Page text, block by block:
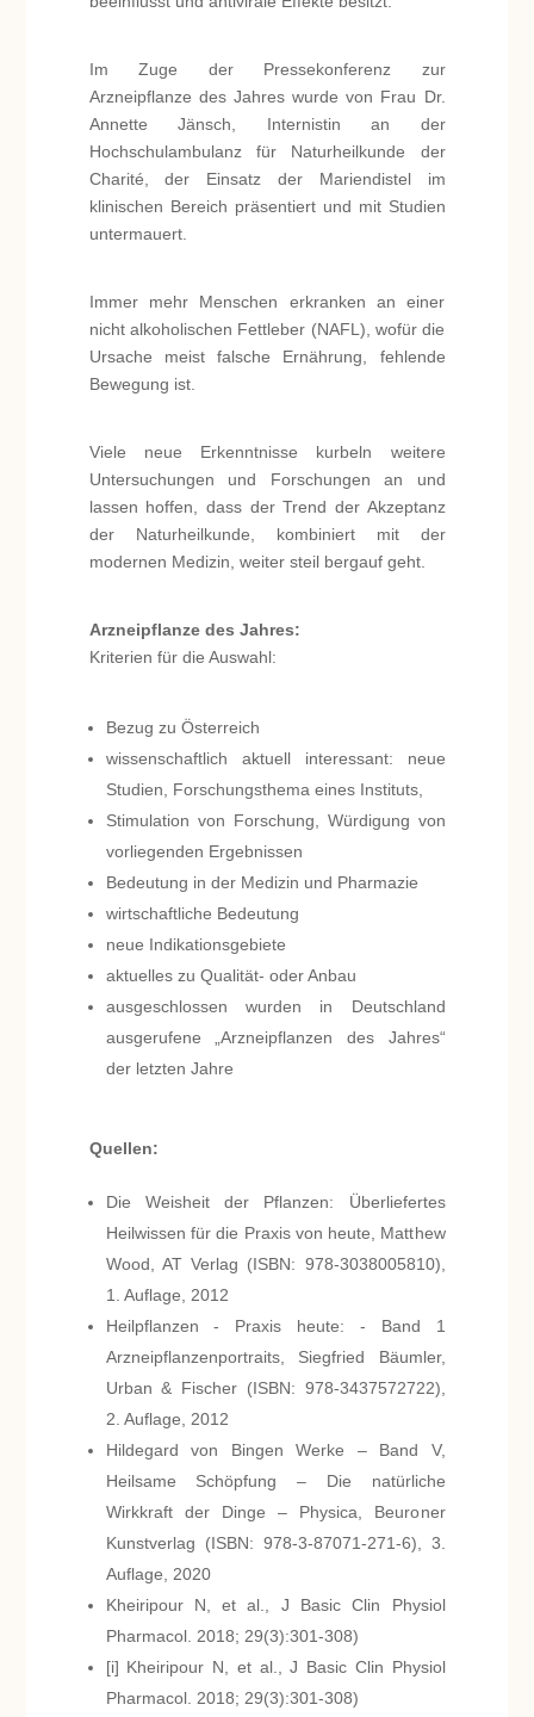
Im Zuge der Pressekonferenz zur
Arzneipflanze des Jahres wurde von Frau Dr.
Annette Jänsch, Internistin an der
Hochschulambulanz für Naturheilkunde der
Charité, der Einsatz der Mariendistel im
klinischen Bereich präsentiert und mit Studien
untermauert.
Immer mehr Menschen erkranken an einer
nicht alkoholischen Fettleber (NAFL), wofür die
Ursache meist falsche Ernährung, fehlende
Bewegung ist.
Viele neue Erkenntnisse kurbeln weitere
Untersuchungen und Forschungen an und
lassen hoffen, dass der Trend der Akzeptanz
der Naturheilkunde, kombiniert mit der
modernen Medizin, weiter steil bergauf geht.
Arzneipflanze des Jahres:
Kriterien für die Auswahl:
Bezug zu Österreich
wissenschaftlich aktuell interessant: neue
Studien, Forschungsthema eines Instituts,
Stimulation von Forschung, Würdigung von
vorliegenden Ergebnissen
Bedeutung in der Medizin und Pharmazie
wirtschaftliche Bedeutung
neue Indikationsgebiete
aktuelles zu Qualität- oder Anbau
ausgeschlossen wurden in Deutschland
ausgerufene „Arzneipflanzen des Jahres“
der letzten Jahre
Quellen:
Die Weisheit der Pflanzen: Überliefertes
Heilwissen für die Praxis von heute, Matthew
Wood, AT Verlag (ISBN: 978-3038005810),
1. Auflage, 2012
Heilpflanzen - Praxis heute: - Band 1
Arzneipflanzenportraits, Siegfried Bäumler,
Urban & Fischer (ISBN: 978-3437572722),
2. Auflage, 2012
Hildegard von Bingen Werke – Band V,
Heilsame Schöpfung – Die natürliche
Wirkkraft der Dinge – Physica, Beuroner
Kunstverlag (ISBN: 978-3-87071-271-6), 3.
Auflage, 2020
Kheiripour N, et al., J Basic Clin Physiol
Pharmacol. 2018; 29(3):301-308)
[i] Kheiripour N, et al., J Basic Clin Physiol
Pharmacol. 2018; 29(3):301-308)